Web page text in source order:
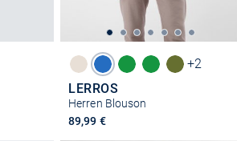
+2
LERROS
Herren Blouson
89,99 €